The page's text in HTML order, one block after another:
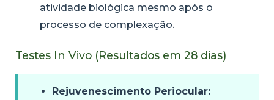
atividade biológica mesmo após o
processo de complexação.
Testes In Vivo (Resultados em 28 dias)
Rejuvenescimento Periocular: